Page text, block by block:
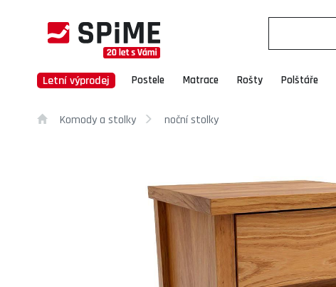
Letní výprodej Postele Matrace Rošty Polštáře
Komody a stolky noční stolky